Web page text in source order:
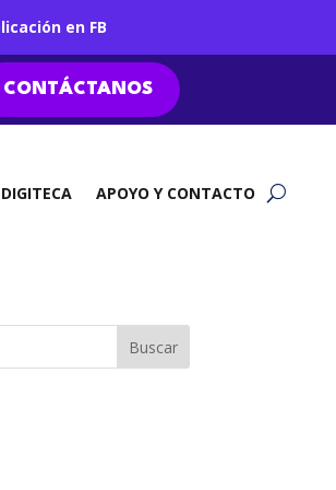
en FB
CONTÁCTANOS
DIGITECA APOYO Y CONTACTO